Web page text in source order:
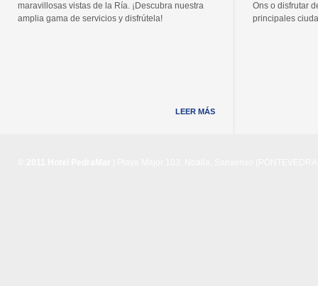
maravillosas vistas de la Ría. ¡Descubra nuestra
amplia gama de servicios y disfrútela!
LEER MÁS
Ons o disfrutar
principales